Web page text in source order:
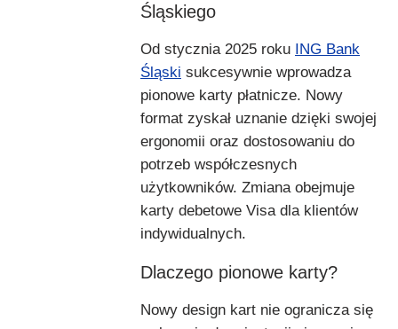
Śląskiego
Od stycznia 2025 roku ING Bank
Śląski sukcesywnie wprowadza
pionowe karty płatnicze. Nowy
format zyskał uznanie dzięki swojej
ergonomii oraz dostosowaniu do
potrzeb współczesnych
użytkowników. Zmiana obejmuje
karty debetowe Visa dla klientów
indywidualnych.
Dlaczego pionowe karty?
Nowy design kart nie ogranicza się